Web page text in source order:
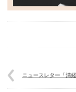
ニュースレター「清